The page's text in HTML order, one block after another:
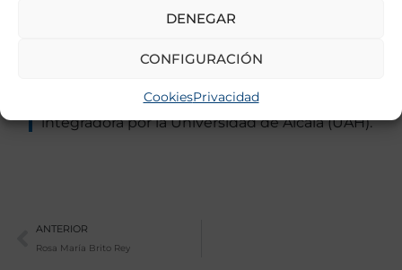
DENEGAR
CONFIGURACIÓN
CookiesPrivacidad
difusión científica. Actualmente, realizo el
doctorado en Neurociencias en la misma
depresión post-ictus, bajo la dirección del Dr.
curso el Máster en Psicoterapia, perspectiva
integradora por la Universidad de Alcalá (UAH).
Ant
ANTERIOR
Rosa María Brito Rey